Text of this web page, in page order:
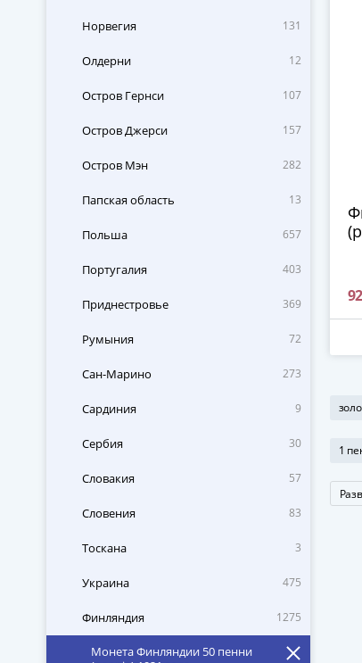
Норвегия 131
Олдерни 12
Остров Гернси 107
Остров Джерси 157
Остров Мэн 282
Папская область 13
Польша 657
Португалия 403
Приднестровье 369
Румыния 72
Сан-Марино 273
Сардиния 9
Сербия 30
Словакия 57
Словения 83
Тоскана 3
Украина 475
Финляндия
Монета Финляндии 50 пенни
1275
1